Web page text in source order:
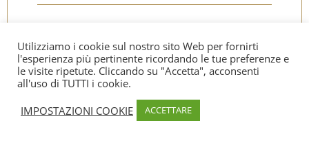
Utilizziamo i cookie sul nostro sito Web per fornirti
l'esperienza più pertinente ricordando le tue preferenze e
le visite ripetute. Cliccando su "Accetta", acconsenti
all'uso di TUTTI i cookie.
IMPOSTAZIONI COOKIE
ACCETTARE